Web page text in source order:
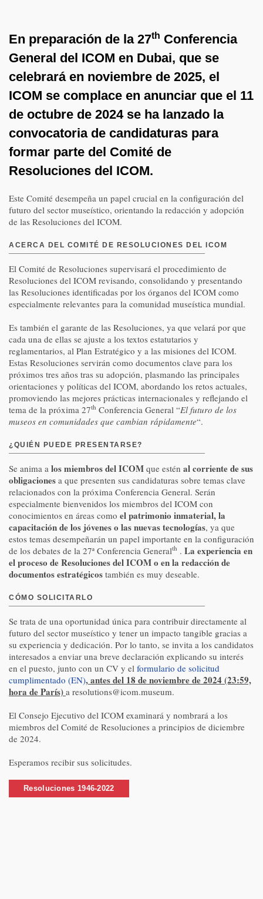
En preparación de la 27th Conferencia
General del ICOM en Dubai, que se
celebrará en noviembre de 2025, el
ICOM se complace en anunciar que el 11
de octubre de 2024 se ha lanzado la
convocatoria de candidaturas para
formar parte del Comité de
Resoluciones del ICOM.
Este Comité desempeña un papel crucial en la configuración del
futuro del sector museístico, orientando la redacción y adopción
de las Resoluciones del ICOM.
ACERCA DEL COMITÉ DE RESOLUCIONES DEL ICOM
El Comité de Resoluciones supervisará el procedimiento de
Resoluciones del ICOM revisando, consolidando y presentando
las Resoluciones identificadas por los órganos del ICOM como
especialmente relevantes para la comunidad museística mundial.
Es también el garante de las Resoluciones, ya que velará por que
cada una de ellas se ajuste a los textos estatutarios y
reglamentarios, al Plan Estratégico y a las misiones del ICOM.
Estas Resoluciones servirán como documentos clave para los
próximos tres años tras su adopción, plasmando las principales
orientaciones y políticas del ICOM, abordando los retos actuales,
promoviendo las mejores prácticas internacionales y reflejando el
tema de la próxima 27th Conferencia General “El futuro de los
museos en comunidades que cambian rápidamente“.
¿QUIÉN PUEDE PRESENTARSE?
Se anima a los miembros del ICOM que estén al corriente de sus
obligaciones a que presenten sus candidaturas sobre temas clave
relacionados con la próxima Conferencia General. Serán
especialmente bienvenidos los miembros del ICOM con
conocimientos en áreas como el patrimonio inmaterial, la
capacitación de los jóvenes o las nuevas tecnologías, ya que
estos temas desempeñarán un papel importante en la configuración
de los debates de la 27ª Conferencia Generalth . La experiencia en
el proceso de Resoluciones del ICOM o en la redacción de
documentos estratégicos también es muy deseable.
CÓMO SOLICITARLO
Se trata de una oportunidad única para contribuir directamente al
futuro del sector museístico y tener un impacto tangible gracias a
su experiencia y dedicación. Por lo tanto, se invita a los candidatos
interesados a enviar una breve declaración explicando su interés
en el puesto, junto con un CV y el formulario de solicitud
cumplimentado (EN), antes del 18 de noviembre de 2024 (23:59,
hora de París) a resolutions@icom.museum.
El Consejo Ejecutivo del ICOM examinará y nombrará a los
miembros del Comité de Resoluciones a principios de diciembre
de 2024.
Esperamos recibir sus solicitudes.
Resoluciones 1946-2022